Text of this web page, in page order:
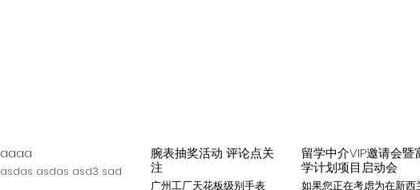
aaaa
asdas asdas asd3 sad
腕表抽奖活动 评论点关
注
广州工厂天花板级别手表
留学中介VIP邀请会暨
学计划项目启动会
如果您正在考虑为在新西